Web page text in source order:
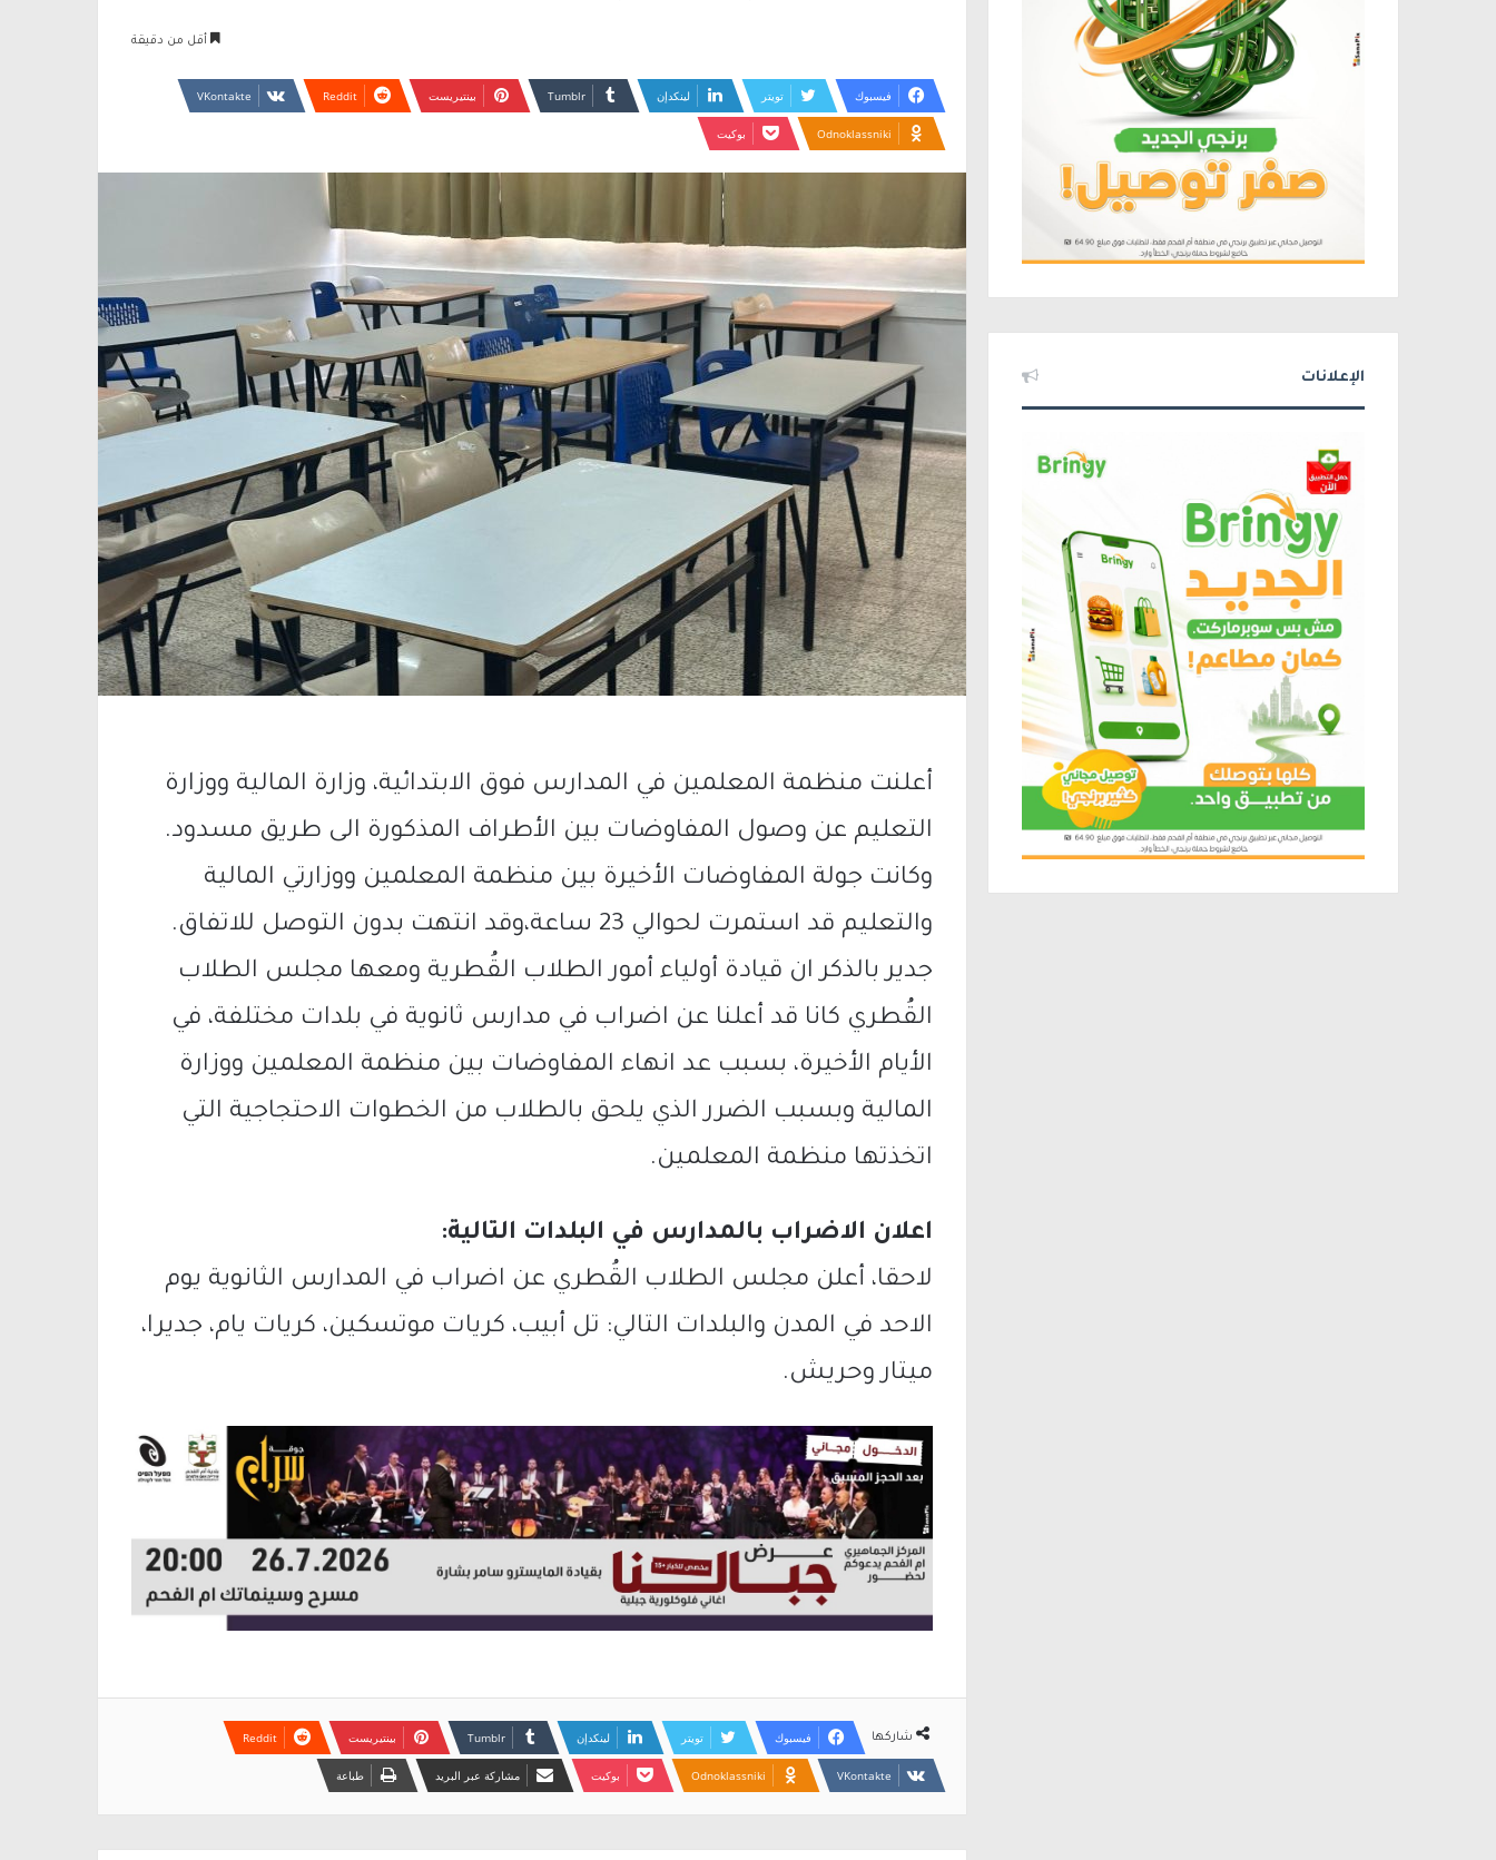
أقل من دقيقة
فيسبوك تويتر لينكدإن بينتيريست
Odnoklassniki بوكيت
أعلنت منظمة المعلمين في المدارس فوق الابتدائية، وزارة المالية ووزارة
التعليم عن وصول المفاوضات بين الأطراف المذكورة الى طريق مسدود.
وكانت جولة المفاوضات الأخيرة بين منظمة المعلمين ووزارتي المالية
والتعليم قد استمرت لحوالي 23 ساعة،وقد انتهت بدون التوصل للاتفاق.
جدير بالذكر ان قيادة أولياء أمور الطلاب القُطرية ومعها مجلس الطلاب
القُطري كانا قد أعلنا عن اضراب في مدارس ثانوية في بلدات مختلفة، في
الأيام الأخيرة، بسبب عد انهاء المفاوضات بين منظمة المعلمين ووزارة
المالية وبسبب الضرر الذي يلحق بالطلاب من الخطوات الاحتجاجية التي
اتخذتها منظمة المعلمين.
اعلان الاضراب بالمدارس في البلدات التالية:
لاحقا، أعلن مجلس الطلاب القُطري عن اضراب في المدارس الثانوية يوم
الاحد في المدن والبلدات التالي: تل أبيب، كريات موتسكين، كريات يام، جديرا،
ميتار وحريش.
شاركها فيسبوك تويتر لينكدإن بينتيريست
Odnoklassniki بوكيت مشاركة عبر البريد طباعة
الإعلانات